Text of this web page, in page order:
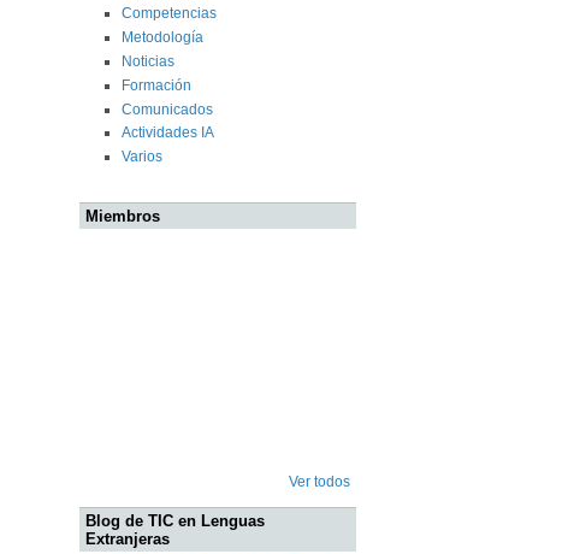
Competencias
Metodología
Noticias
Formación
Comunicados
Actividades IA
Varios
Miembros
Ver todos
Blog de TIC en Lenguas
Extranjeras